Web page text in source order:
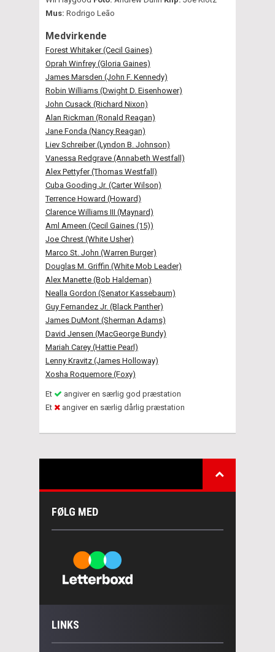
Mus: Rodrigo Leão
Medvirkende
Forest Whitaker (Cecil Gaines)
Oprah Winfrey (Gloria Gaines)
James Marsden (John F. Kennedy)
Robin Williams (Dwight D. Eisenhower)
John Cusack (Richard Nixon)
Alan Rickman (Ronald Reagan)
Jane Fonda (Nancy Reagan)
Liev Schreiber (Lyndon B. Johnson)
Vanessa Redgrave (Annabeth Westfall)
Alex Pettyfer (Thomas Westfall)
Cuba Gooding Jr. (Carter Wilson)
Terrence Howard (Howard)
Clarence Williams III (Maynard)
Aml Ameen (Cecil Gaines (15))
Joe Chrest (White Usher)
Marco St. John (Warren Burger)
Douglas M. Griffin (White Mob Leader)
Alex Manette (Bob Haldeman)
Nealla Gordon (Senator Kassebaum)
Guy Fernandez Jr. (Black Panther)
James DuMont (Sherman Adams)
David Jensen (MacGeorge Bundy)
Mariah Carey (Hattie Pearl)
Lenny Kravitz (James Holloway)
Xosha Roquemore (Foxy)
Et
angiver en særlig god præstation
Et
angiver en særlig dårlig præstation
FØLG MED
LINKS